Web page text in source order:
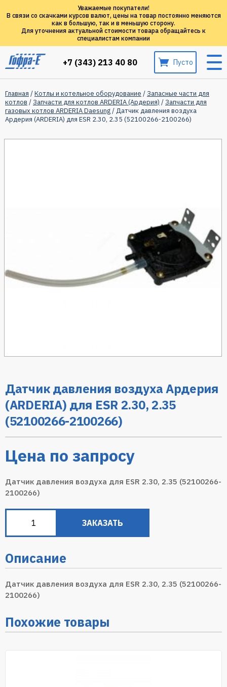
Уважаемые покупатели!
В связи со скачками курсов валют, цены на товар постоянно меняются
как в большую, так и в меньшую сторону.
Для уточнения актуальной стоимости товара обращайтесь к
специалистам компании
+7 (343) 213 40 80 Пусто
Главная /Котлы и котельное оборудование /Запасные части для
котлов /Запчасти для котлов ARDERIA (Ардерия) /Запчасти для
газовых котлов ARDERIA Daesung/ Датчик давления воздуха
Ардерия (ARDERIA) для ESR 2.30, 2.35 (52100266-2100266)
Датчик давления воздуха Ардерия
(ARDERIA) для ESR 2.30, 2.35
(52100266-2100266)
Цена по запросу
Датчик давления воздуха для ESR 2.30, 2.35 (52100266-
2100266)
ЗАКАЗАТЬ
Описание
Датчик давления воздуха для ESR 2.30, 2.35 (52100266-
2100266)
Похожие товары